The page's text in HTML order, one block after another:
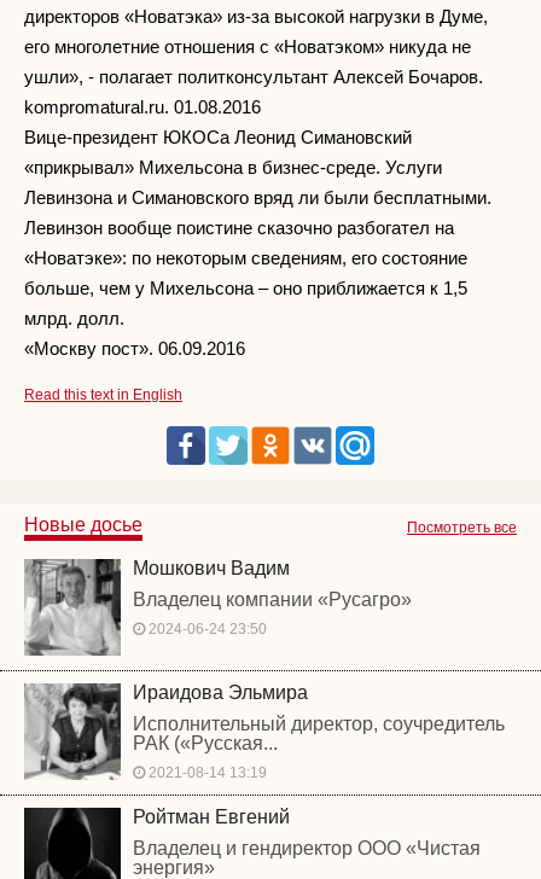
директоров «Новатэка» из-за высокой нагрузки в Думе,
его многолетние отношения с «Новатэком» никуда не
ушли», - полагает политконсультант Алексей Бочаров.
kompromatural.ru. 01.08.2016
Вице-президент ЮКОСа Леонид Симановский
«прикрывал» Михельсона в бизнес-среде. Услуги
Левинзона и Симановского вряд ли были бесплатными.
Левинзон вообще поистине сказочно разбогател на
«Новатэке»: по некоторым сведениям, его состояние
больше, чем у Михельсона – оно приближается к 1,5
млрд. долл.
«Москву пост». 06.09.2016
Read this text in English
Посмотреть все
Новые досье
Мошкович Вадим
Владелец компании «Русагро»
2024-06-24 23:50
Ираидова Эльмира
Исполнительный директор, соучредитель
РАК («Русская...
2021-08-14 13:19
Ройтман Евгений
Владелец и гендиректор ООО «Чистая
энергия»